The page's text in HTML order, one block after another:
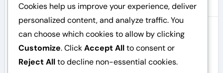
underhållningsvärde.
Reglerna för hemmalöpningar i Savannah
Banana-baseboll möjliggör en mer interaktiv
upplevelse, där fans kan uppmuntras att heja
Cookies help us improve your experience, deliver
personalized content, and analyze traffic. You
can choose which cookies to allow by clicking
Customize. ClickAccept Allto consent or
Reject Allto decline non-essential cookies.